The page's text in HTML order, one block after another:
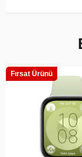
Fırsat Ürünü